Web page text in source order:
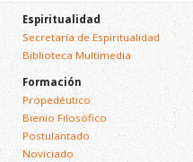
Espiritualidad
Secretaría de Espiritualidad
Biblioteca Multimedia
Formación
Propedéutico
Bienio Filosófico
Postulantado
Noviciado